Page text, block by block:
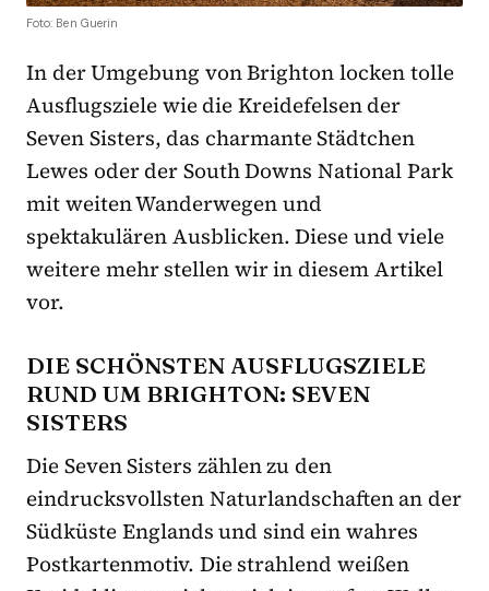
Foto: Ben Guerin
In der Umgebung von Brighton locken tolle
Ausflugsziele wie die Kreidefelsen der
Seven Sisters, das charmante Städtchen
Lewes oder der South Downs National Park
mit weiten Wanderwegen und
spektakulären Ausblicken. Diese und viele
weitere mehr stellen wir in diesem Artikel
vor.
DIE SCHÖNSTEN AUSFLUGSZIELE
RUND UM BRIGHTON: SEVEN
SISTERS
Die Seven Sisters zählen zu den
eindrucksvollsten Naturlandschaften an der
Südküste Englands und sind ein wahres
Postkartenmotiv. Die strahlend weißen